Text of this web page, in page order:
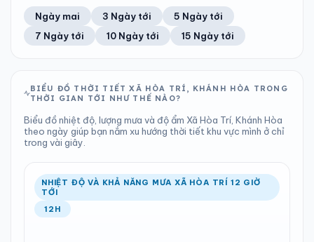
20°C 61%
Khả năng mưa
0.38 mm
Tổng cả ngày
1006 hPa
Bình thường
9
Chỉ số UV
Tốt
Ước lượng
20°C
Ổn định
67%
Khả năng mưa
Trung bình ngày Tốc độ gió
TIA UV TẦM NHÌN
LƯỢNG MƯA
0 mm
Tổng cả ngày
ÁP SUẤT
1007 hPa
Bình thường
Ổn định Khả năng mưa
Ngày mai 3 Ngày tới
5 Ngày tới
7 Ngày tới
10 Ngày tới 15 Ngày tới
BIỂU ĐỒ THỜI TIẾT XÃ HÒA TRÍ, KHÁNH HÒA TRONG
THỜI GIAN TỚI NHƯ THẾ NÀO?
Biểu đồ nhiệt độ, lượng mưa và độ ẩm Xã Hòa Trí, Khánh Hòa
theo ngày giúp bạn nắm xu hướng thời tiết khu vực mình ở chỉ
trong vài giây.
NHIỆT ĐỘ VÀ KHẢ NĂNG MƯA XÃ HÒA TRÍ 12 GIỜ
TỚI
12H